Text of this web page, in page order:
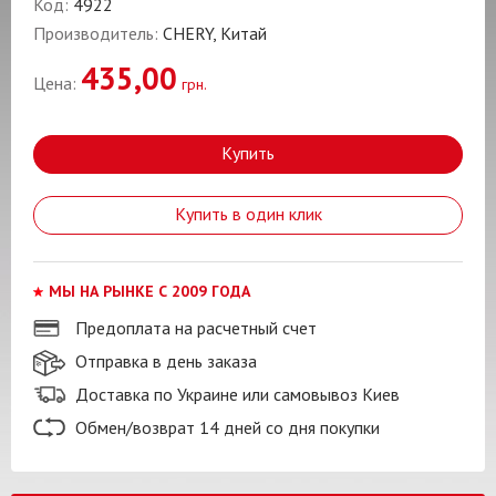
Производитель: CHERY, Китай
Цена: 435,00 грн.
Купить
Купить в один клик
МЫ НА РЫНКЕ С 2009 ГОДА
Предоплата на расчетный счет
Отправка в день заказа
Доставка по Украине или самовывоз Киев
Обмен/возврат 14 дней со дня покупки